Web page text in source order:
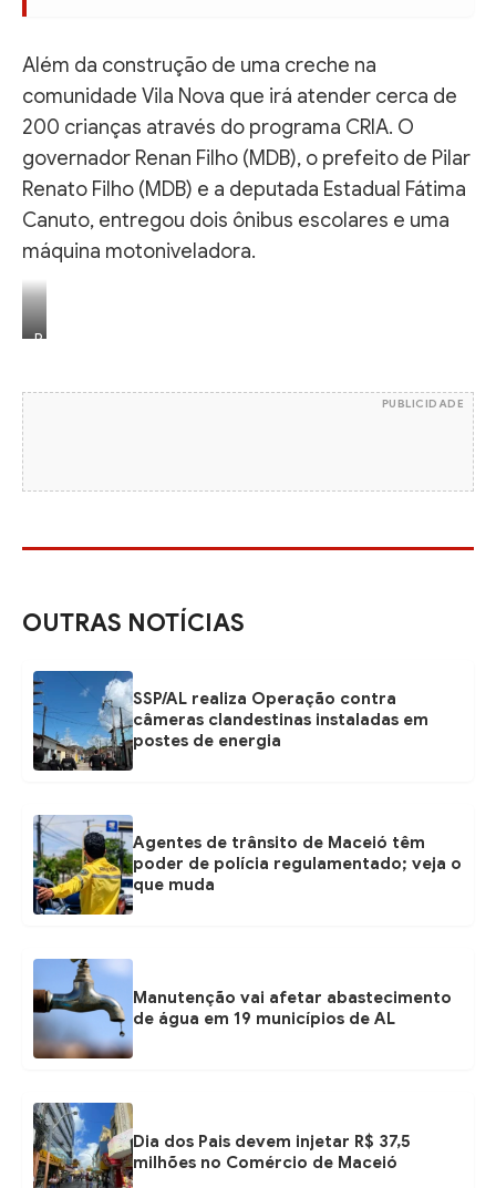
Além da construção de uma creche na
comunidade Vila Nova que irá atender cerca de
200 crianças através do programa CRIA. O
governador Renan Filho (MDB), o prefeito de Pilar
Renato Filho (MDB) e a deputada Estadual Fátima
Canuto, entregou dois ônibus escolares e uma
máquina motoniveladora.
R
p
u
ã
n
t
a
g
r
a
PUBLICIDADE
OUTRAS NOTÍCIAS
SSP/AL realiza Operação contra
câmeras clandestinas instaladas em
postes de energia
Agentes de trânsito de Maceió têm
poder de polícia regulamentado; veja o
que muda
Manutenção vai afetar abastecimento
de água em 19 municípios de AL
Dia dos Pais devem injetar R$ 37,5
milhões no Comércio de Maceió